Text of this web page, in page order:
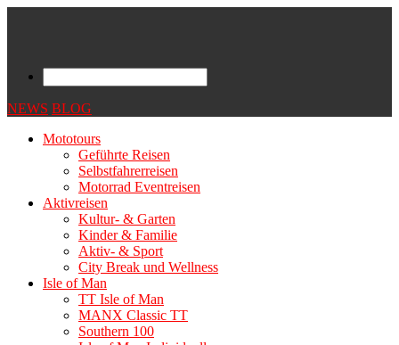
NEWS BLOG
Mototours
Geführte Reisen
Selbstfahrerreisen
Motorrad Eventreisen
Aktivreisen
Kultur- & Garten
Kinder & Familie
Aktiv- & Sport
City Break und Wellness
Isle of Man
TT Isle of Man
MANX Classic TT
Southern 100